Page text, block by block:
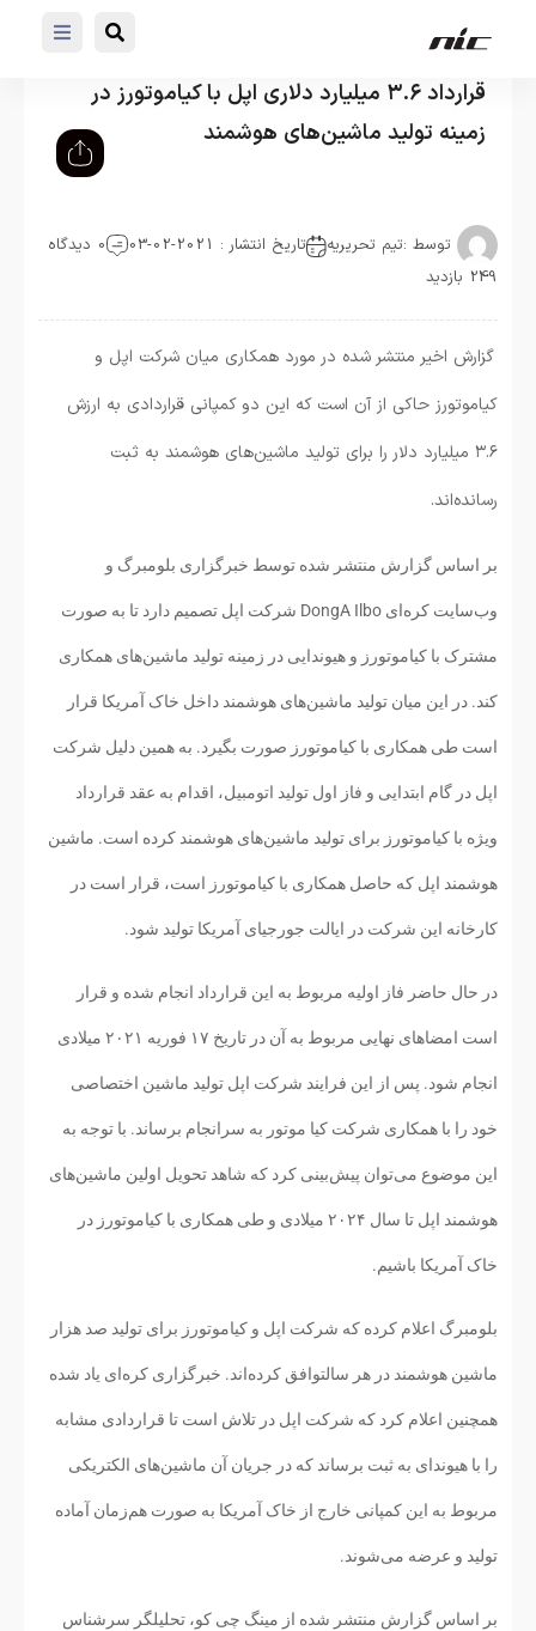
قرارداد ۳.۶ میلیارد دلاری اپل با کیاموتورز در
زمینه تولید ماشین‌های هوشمند
توسط :تیم تحریریه تاریخ انتشار : 2021-02-03
0 دیدگاه
249 بازدید
گزارش اخیر منتشر شده در مورد همکاری میان شرکت اپل و
کیاموتورز حاکی از آن است که این دو کمپانی قراردادی به ارزش
۳.۶ میلیارد دلار را برای تولید ماشین‌های هوشمند به ثبت
رسانده‌اند.
بر اساس گزارش منتشر شده توسط خبرگزاری بلومبرگ و
وب‌سایت کره‌ای DongA Ilbo شرکت اپل تصمیم دارد تا به صورت
مشترک با کیاموتورز و هیوندایی در زمینه تولید ماشین‌های همکاری
کند. در این میان تولید ماشین‌های هوشمند داخل خاک آمریکا قرار
است طی همکاری با کیاموتورز صورت بگیرد. به همین دلیل شرکت
اپل در گام ابتدایی و فاز اول تولید اتومبیل، اقدام به عقد قرارداد
ویژه با کیاموتورز برای تولید ماشین‌های هوشمند کرده است. ماشین
هوشمند اپل که حاصل همکاری با کیاموتورز است، قرار است در
کارخانه این شرکت در ایالت جورجیای آمریکا تولید شود.
در حال حاضر فاز اولیه مربوط به این قرارداد انجام شده و قرار
است امضاهای نهایی مربوط به آن در تاریخ ۱۷ فوریه ۲۰۲۱ میلادی
انجام شود. پس از این فرایند شرکت اپل تولید ماشین اختصاصی
خود را با همکاری شرکت کیا موتور به سرانجام برساند. با توجه به
این موضوع می‌توان پیش‌بینی کرد که شاهد تحویل اولین ماشین‌های
هوشمند اپل تا سال ۲۰۲۴ میلادی و طی همکاری با کیاموتورز در
خاک آمریکا باشیم.
بلومبرگ اعلام کرده که شرکت اپل و کیاموتورز برای تولید صد هزار
ماشین هوشمند در هر سالتوافق کرده‌اند. خبرگزاری کره‌ای یاد شده
همچنین اعلام کرد که شرکت اپل در تلاش است تا قراردادی مشابه
را با هیوندای به ثبت برساند که در جریان آن ماشین‌های الکتریکی
مربوط به این کمپانی خارج از خاک آمریکا به صورت هم‌زمان آماده
تولید و عرضه می‌شوند.
بر اساس گزارش منتشر شده از مینگ چی کو، تحلیلگر سرشناس